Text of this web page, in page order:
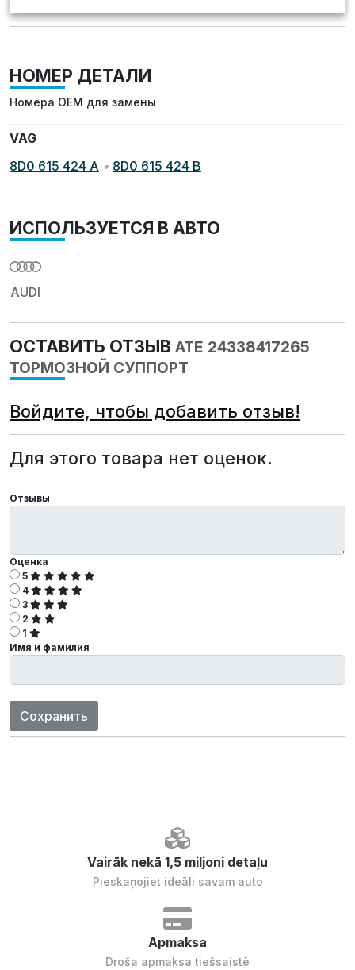
НОМЕР ДЕТАЛИ
Номера OEM для замены
VAG
8D0 615 424 A • 8D0 615 424 B
ИСПОЛЬЗУЕТСЯ В АВТО
AUDI
ОСТАВИТЬ ОТЗЫВ ATE 24338417265
ТОРМОЗНОЙ СУППОРТ
Войдите, чтобы добавить отзыв!
Для этого товара нет оценок.
Отзывы
Оценка
5
4
3
2
1
Имя и фамилия
Сохранить
Vairāk nekā 1,5 miljoni detaļu
Pieskaņojiet ideāli savam auto
Apmaksa
Droša apmaksa tiešsaistē